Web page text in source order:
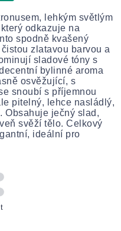
lehkým světlým
odkazuje na
spodně kvašený
zlatavou barvou a
sladové tóny s
bylinné aroma
osvěžující, s
snoubí s příjemnou
pitelný, lehce nasládlý,
Obsahuje ječný slad,
svěží tělo. Celkový
ideální pro